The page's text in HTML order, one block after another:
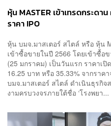
หุ้น MASTER เข้าเทรดกระด
ราคา IPO
หุ้น บมจ.มาสเตอร์ สไตล์ หรือ หุ้น
เข้าซื้อขายในปี 2566 โดยเข้าซื้อ
(25 มกราคม) เป็นวันแรก ราคาเ
16.25 บาท หรือ 35.33% จากราค
บมจ.มาสเตอร์ สไตล์ ดำเนินธุรกิ
งามครบวงจรภายใต้ชื่อ ‘โรงพยา...